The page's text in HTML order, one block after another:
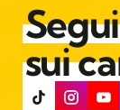
sui